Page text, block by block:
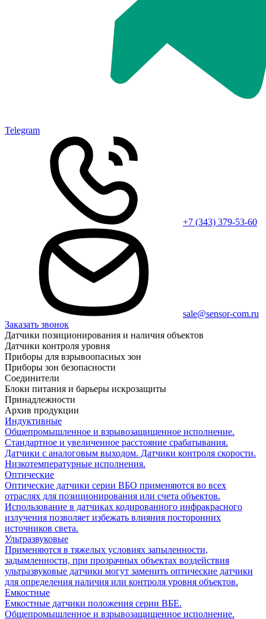
Telegram
+7 (343) 379-53-60
sale@sensor-com.ru
Заказать звонок
Датчики позиционирования и наличия объектов
Датчики контроля уровня
Приборы для взрывоопасных зон
Приборы зон безопасности
Соединители
Блоки питания и барьеры искрозащиты
Принадлежности
Архив продукции
Индуктивные
Общепромышленное и взрывозащищенное исполнение.
Стандартное и увеличенное расстояние срабатывания.
Датчики с аналоговым выходом. Датчики контроля скорости.
Низкотемпературные исполнения.
Оптические
Оптические датчики серии ВБО применяются во всех
отраслях для позиционирования или счета объектов.
Использование в датчиках кодированного инфракрасного
излучения позволяет избежать влияния посторонних
источников света.
Ультразвуковые
Применяются в тяжелых условиях запыленности,
задымленности, при прозрачных объектах воздействия
ультразвуковые датчики могут заменить оптические датчики
для определения наличия или контроля уровня объектов.
Емкостные
Емкостные датчики положения серии ВБЕ.
Общепромышленное и взрывозащищенное исполнение.